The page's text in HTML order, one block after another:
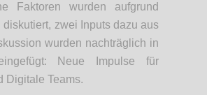
Faktoren wurden aufgrund
diskutiert, zwei Inputs dazu aus
wurden nachträglich in
Neue Impulse für
Digitale Teams.